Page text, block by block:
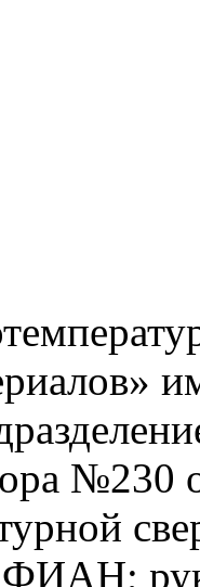
№230
ФИАН;